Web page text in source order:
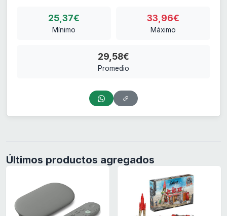
25,37€
Mínimo
33,96€
Máximo
29,58€
Promedio
Últimos productos agregados